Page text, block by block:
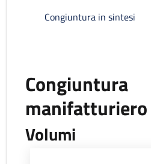
Congiuntura in sintesi
Congiuntura
manifatturiero
Volumi